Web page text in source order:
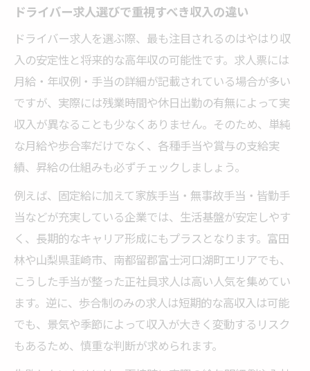
ドライバー求人選びで重視すべき収入の違い
ドライバー求人を選ぶ際、最も注目されるのはやはり収
入の安定性と将来的な高年収の可能性です。求人票には
月給・年収例・手当の詳細が記載されている場合が多い
ですが、実際には残業時間や休日出勤の有無によって実
収入が異なることも少なくありません。そのため、単純
な月給や歩合率だけでなく、各種手当や賞与の支給実
績、昇給の仕組みも必ずチェックしましょう。
例えば、固定給に加えて家族手当・無事故手当・皆勤手
当などが充実している企業では、生活基盤が安定しやす
く、長期的なキャリア形成にもプラスとなります。富田
林や山梨県韮崎市、南都留郡富士河口湖町エリアでも、
こうした手当が整った正社員求人は高い人気を集めてい
ます。逆に、歩合制のみの求人は短期的な高収入は可能
でも、景気や季節によって収入が大きく変動するリスク
もあるため、慎重な判断が求められます。